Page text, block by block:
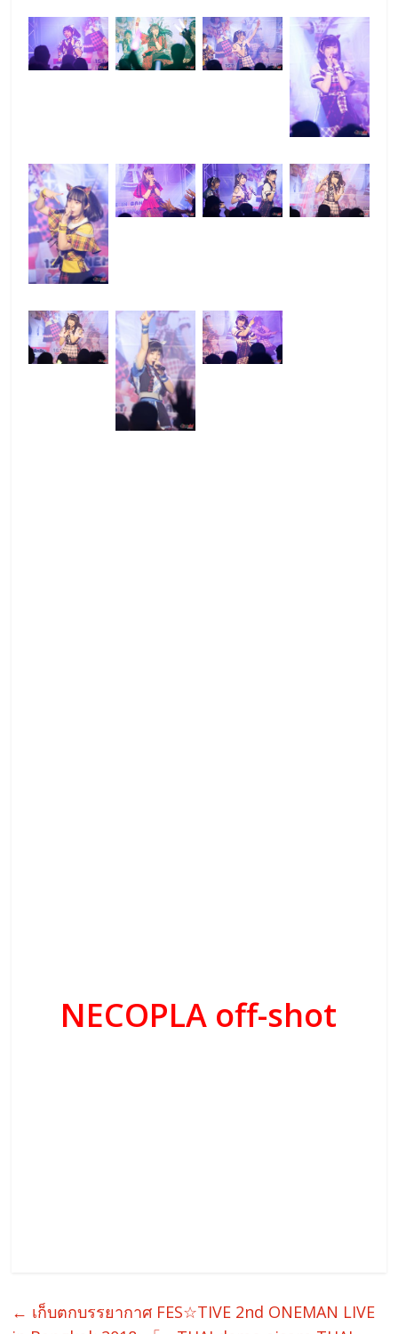
NECOPLA off-shot
← เก็บตกบรรยากาศ FES☆TIVE 2nd ONEMAN LIVE